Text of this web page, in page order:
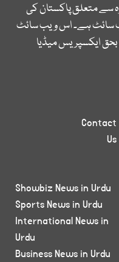
سے متعلق پاکستان کی
سائٹ ہے۔ اس ویب سائٹ
ایکسپریس میڈیا
Contact
Us
Showbiz News in Urdu
Sports News in Urdu
International News in
Urdu
Business News in Urdu